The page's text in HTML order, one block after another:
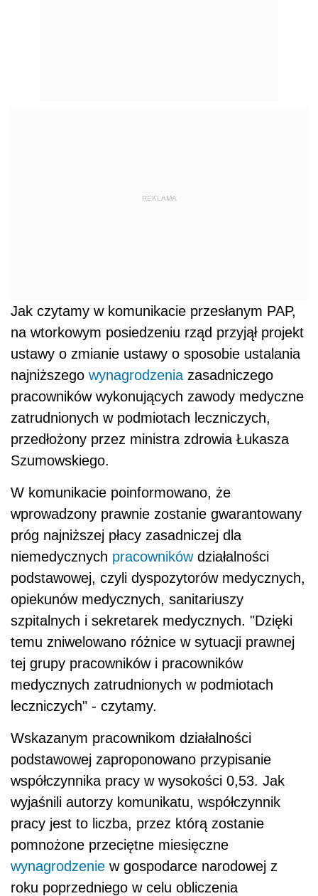
REKLAMA
Jak czytamy w komunikacie przesłanym PAP,
na wtorkowym posiedzeniu rząd przyjął projekt
ustawy o zmianie ustawy o sposobie ustalania
najniższego wynagrodzenia zasadniczego
pracowników wykonujących zawody medyczne
zatrudnionych w podmiotach leczniczych,
przedłożony przez ministra zdrowia Łukasza
Szumowskiego.
W komunikacie poinformowano, że
wprowadzony prawnie zostanie gwarantowany
próg najniższej płacy zasadniczej dla
niemedycznych pracownikówdziałalności
podstawowej, czyli dyspozytorów medycznych,
opiekunów medycznych, sanitariuszy
szpitalnych i sekretarek medycznych. "Dzięki
temu zniwelowano różnice w sytuacji prawnej
tej grupy pracowników i pracowników
medycznych zatrudnionych w podmiotach
leczniczych" - czytamy.
Wskazanym pracownikom działalności
podstawowej zaproponowano przypisanie
współczynnika pracy w wysokości 0,53. Jak
wyjaśnili autorzy komunikatu, współczynnik
pracy jest to liczba, przez którą zostanie
pomnożone przeciętne miesięczne
wynagrodzenie w gospodarce narodowej z
roku poprzedniego w celu obliczenia